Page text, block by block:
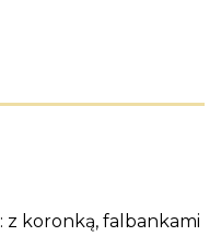
z koronką, falbankami